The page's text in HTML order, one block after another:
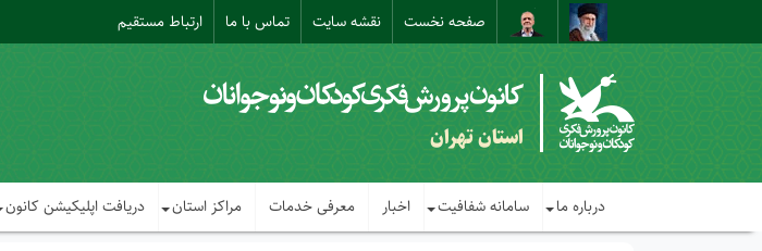
صفحه نخست نقشه سایت تماس با ما ارتباط مستقیم
استان تهران
درباره ما سامانه شفافیت اخبار معرفی خدمات مراکز استان دریافت اپلیکیشن کانون